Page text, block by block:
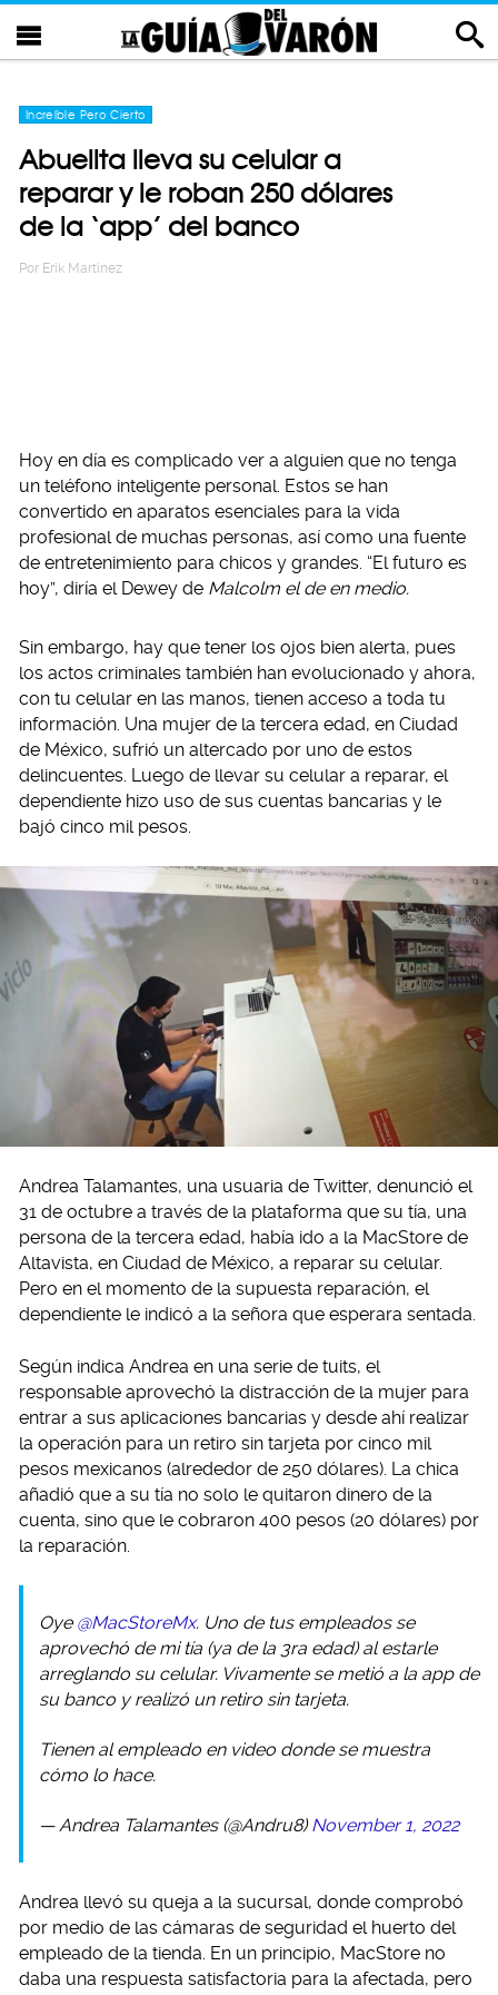
Increíble Pero Cierto
Abuelita lleva su celular a
reparar y le roban 250 dólares
de la ‘app’ del banco
Por Erik Martinez
Hoy en día es complicado ver a alguien que no tenga
un teléfono inteligente personal. Estos se han
convertido en aparatos esenciales para la vida
profesional de muchas personas, así como una fuente
de entretenimiento para chicos y grandes. “El futuro es
hoy”, diría el Dewey de Malcolm el de en medio.
Sin embargo, hay que tener los ojos bien alerta, pues
los actos criminales también han evolucionado y ahora,
con tu celular en las manos, tienen acceso a toda tu
información. Una mujer de la tercera edad, en Ciudad
de México, sufrió un altercado por uno de estos
delincuentes. Luego de llevar su celular a reparar, el
dependiente hizo uso de sus cuentas bancarias y le
bajó cinco mil pesos.
Andrea Talamantes, una usuaria de Twitter, denunció el
31 de octubre a través de la plataforma que su tía, una
persona de la tercera edad, había ido a la MacStore de
Altavista, en Ciudad de México, a reparar su celular.
Pero en el momento de la supuesta reparación, el
dependiente le indicó a la señora que esperara sentada.
Según indica Andrea en una serie de tuits, el
responsable aprovechó la distracción de la mujer para
entrar a sus aplicaciones bancarias y desde ahí realizar
la operación para un retiro sin tarjeta por cinco mil
pesos mexicanos (alrededor de 250 dólares). La chica
añadió que a su tía no solo le quitaron dinero de la
cuenta, sino que le cobraron 400 pesos (20 dólares) por
la reparación.
Oye @MacStoreMx. Uno de tus empleados se
aprovechó de mi tía (ya de la 3ra edad) al estarle
arreglando su celular. Vivamente se metió a la app de
su banco y realizó un retiro sin tarjeta.
Tienen al empleado en video donde se muestra
cómo lo hace.
— Andrea Talamantes (@Andru8)November 1, 2022
Andrea llevó su queja a la sucursal, donde comprobó
por medio de las cámaras de seguridad el huerto del
empleado de la tienda. En un principio, MacStore no
daba una respuesta satisfactoria para la afectada, pero